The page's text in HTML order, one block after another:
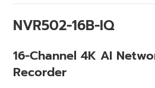
NVR502-16B-IQ
16-Channel 4K AI
Recorder